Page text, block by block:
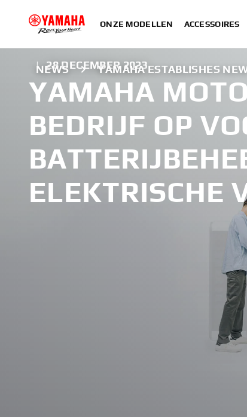
ONZE MODELLEN ACCESSOIRES
NEWS YAMAHA ESTABLISHES
| 28 DECEMBER 2023
YAMAHA
BEDRIJF OP
ELEKTRISCHE